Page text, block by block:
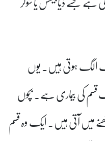
الگ ہوتی ہیں۔ یوں
قسم کی بیماری ہے۔ بچوں
میں آتی ہیں۔ ایک وہ قسم